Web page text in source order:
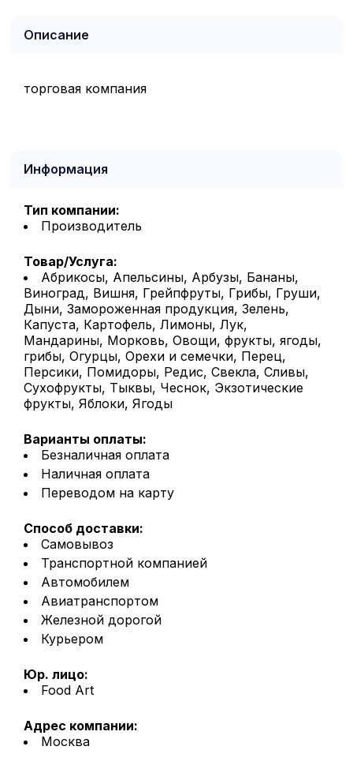
Описание
торговая компания
Информация
Тип компании:
Производитель
Товар/Услуга:
Абрикосы, Апельсины, Арбузы, Бананы,
Виноград, Вишня, Грейпфруты, Грибы, Груши,
Дыни, Замороженная продукция, Зелень,
Капуста, Картофель, Лимоны, Лук,
Мандарины, Морковь, Овощи, фрукты, ягоды,
грибы, Огурцы, Орехи и семечки, Перец,
Персики, Помидоры, Редис, Свекла, Сливы,
Сухофрукты, Тыквы, Чеснок, Экзотические
фрукты, Яблоки, Ягоды
Варианты оплаты:
Безналичная оплата
Наличная оплата
Переводом на карту
Способ доставки:
Самовывоз
Транспортной компанией
Автомобилем
Авиатранспортом
Железной дорогой
Курьером
Юр. лицо:
Food Art
Адрес компании:
Москва